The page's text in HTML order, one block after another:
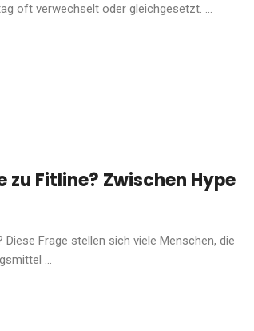
oft verwechselt oder gleichgesetzt. ...
zu Fitline? Zwischen Hype
Frage stellen sich viele Menschen, die
...